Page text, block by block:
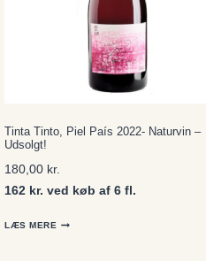
Tinta Tinto, Piel País 2022- Naturvin –
Udsolgt!
180,00 kr.
162 kr. ved køb af 6 fl.
LÆS MERE